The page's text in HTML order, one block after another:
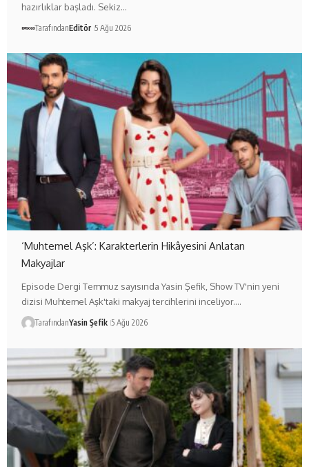
hazırlıklar başladı. Sekiz…
TarafındanEditör 5 Ağu 2026
‘Muhtemel Aşk’: Karakterlerin Hikâyesini Anlatan
Makyajlar
Episode Dergi Temmuz sayısında Yasin Şefik, Show TV'nin yeni
dizisi Muhtemel Aşk'taki makyaj tercihlerini inceliyor.…
TarafındanYasin Şefik 5 Ağu 2026